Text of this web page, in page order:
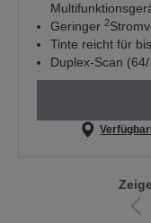
Geringer 2
Tinte reicht für
Duplex-Scan